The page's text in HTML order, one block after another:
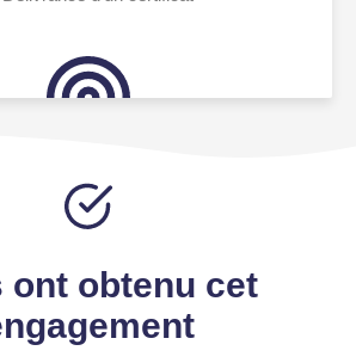
ont obtenu cet